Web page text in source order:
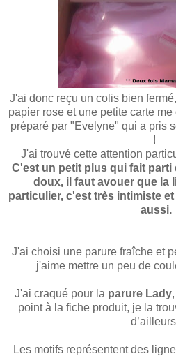
J'ai donc reçu un colis bien
papier rose et une petite carte
préparé par "Evelyne" qui a pris
!
J'ai trouvé cette attention
C'est un petit plus qui fait
doux, il faut avouer que la
particulier, c'est très intimiste
aussi.
J'ai choisi une parure fraîche et
j'aime mettre un peu de
J'ai craqué pour la parure Lady
point à la fiche produit, je la
Les motifs représentent des